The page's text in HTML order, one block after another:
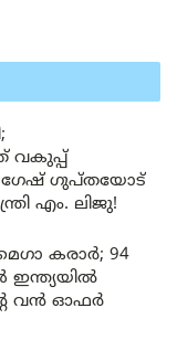
വകുപ്പ്
ഗുപ്തയോട്
എം. ലിജു!
കരാർ; 94
ഇന്ത്യയിൽ
വൻ ഓഫർ